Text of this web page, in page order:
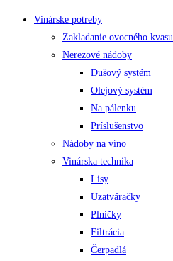
variantov.
Možnosti
si
môžete
vybrať
na
produktu.
Vinárske potreby
Zakladanie ovocného kvasu
Nerezové nádoby
Dušový systém
Olejový systém
Na pálenku
Príslušenstvo
Nádoby na víno
Vinárska technika
Lisy
Uzatváračky
Plničky
Filtrácia
Čerpadlá